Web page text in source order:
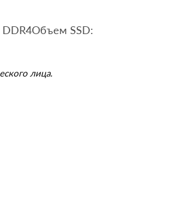
DDR4Объем SSD:
лица.